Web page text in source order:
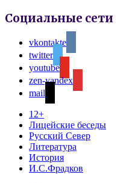
Социальные сети
vkontakte
twitter
youtube
zen-yandex
mail
12+
Лицейские беседы
Русский Север
Литература
История
И.С.Фрадков